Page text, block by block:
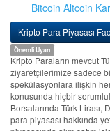
Bitcoin Altcoin
Kripto Para Piyasası
Önemli Uyarı
Kripto Paraların mevcut
ziyaretçilerimize sadece
spekülasyonlara ilişkin
konusunda hiçbir
Borsalarında Türk Lirası,
para piyasası hakkında